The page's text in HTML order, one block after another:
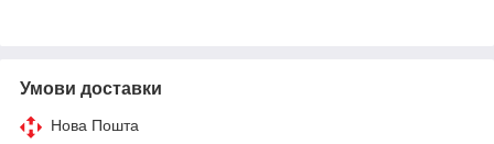
Умови доставки
Нова Пошта